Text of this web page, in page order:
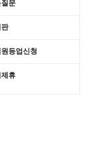
문
등업신청
휴